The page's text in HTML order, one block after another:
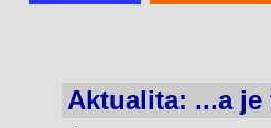
Aktualita: ...a